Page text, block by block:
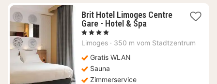
Brit Hotel Limoges Centre
Gare - Hotel & Spa1
ab
, 4 Sterne
Limoges · 350 m vom Stadtzentrum
Gratis WLAN
Sauna
Zimmerservice